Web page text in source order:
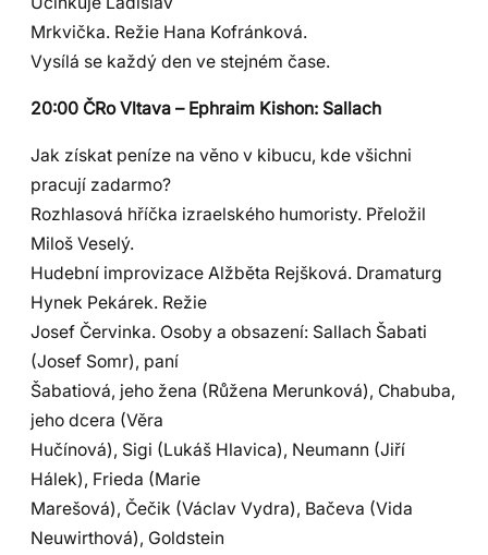
Mrkvička. Režie Hana Kofránková.
Vysílá se každý den ve stejném čase.
20:00 ČRo Vltava – Ephraim Kishon: Sallach
Jak získat peníze na věno v kibucu, kde všichni
pracují zadarmo?
Rozhlasová hříčka izraelského humoristy. Přeložil
Miloš Veselý.
Hudební improvizace Alžběta Rejšková. Dramaturg
Hynek Pekárek. Režie
Josef Červinka. Osoby a obsazení: Sallach Šabati
(Josef Somr), paní
Šabatiová, jeho žena (Růžena Merunková), Chabuba,
jeho dcera (Věra
Hučínová), Sigi (Lukáš Hlavica), Neumann (Jiří
Hálek), Frieda (Marie
Marešová), Čečik (Václav Vydra), Bačeva (Vida
Neuwirthová), Goldstein